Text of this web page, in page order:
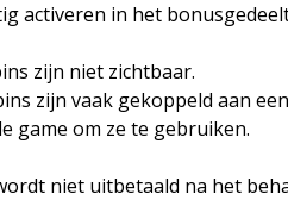
activeren in het
zijn niet zichtbaar.
zijn vaak gekoppeld aan
game om ze te gebruiken.
niet uitbetaald na het